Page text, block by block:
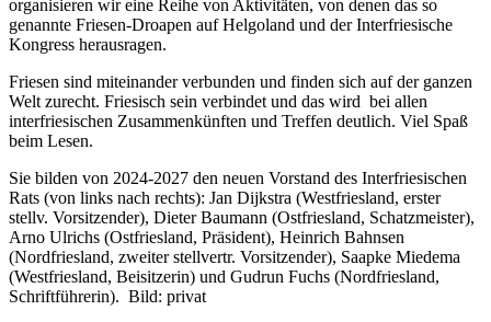
organisieren wir eine Reihe von Aktivitäten, von denen das so
genannte Friesen-Droapen auf Helgoland und der Interfriesische
Kongress herausragen.
Friesen sind miteinander verbunden und finden sich auf der ganzen
Welt zurecht. Friesisch sein verbindet und das wird bei allen
interfriesischen Zusammenkünften und Treffen deutlich. Viel Spaß
beim Lesen.
Sie bilden von 2024-2027 den neuen Vorstand des Interfriesischen
Rats (von links nach rechts): Jan Dijkstra (Westfriesland, erster
stellv. Vorsitzender), Dieter Baumann (Ostfriesland, Schatzmeister),
Arno Ulrichs (Ostfriesland, Präsident), Heinrich Bahnsen
(Nordfriesland, zweiter stellvertr. Vorsitzender), Saapke Miedema
(Westfriesland, Beisitzerin) und Gudrun Fuchs (Nordfriesland,
Schriftführerin). Bild: privat